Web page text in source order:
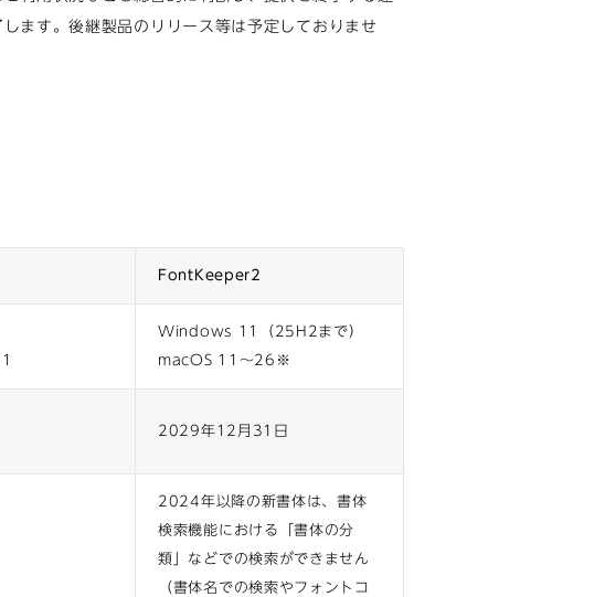
ます。後継製品のリリース等は予定しておりませ
FontKeeper2
Windows 11（25H2まで）
macOS 11〜26※
2029年12月31日
2024年以降の新書体は、書体
検索機能における「書体の分
類」などでの検索ができません
（書体名での検索やフォントコ